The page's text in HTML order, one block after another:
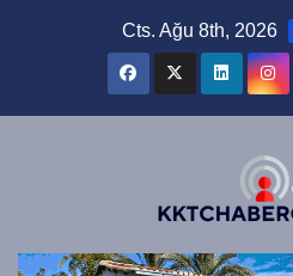
Cts. Ağu 8th, 2026